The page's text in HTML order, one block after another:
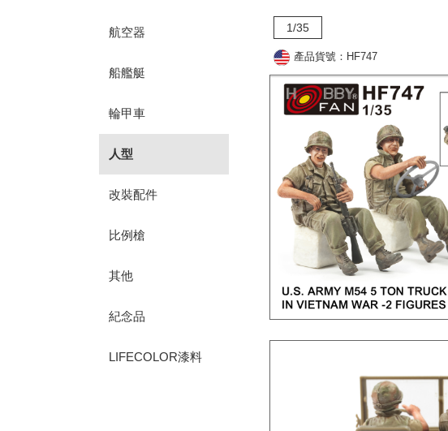
航空器
船艦艇
輪甲車
人型
改裝配件
比例槍
其他
紀念品
LIFECOLOR漆料
1/35
產品貨號：HF747